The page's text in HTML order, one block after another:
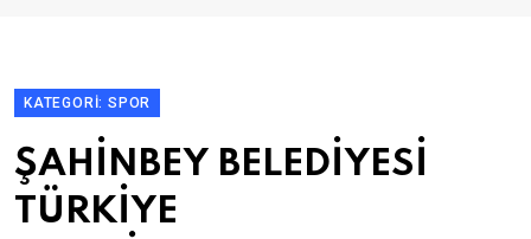
KATEGORI: SPOR
ŞAHİNBEY BELEDİYESİ
TÜRKİYE